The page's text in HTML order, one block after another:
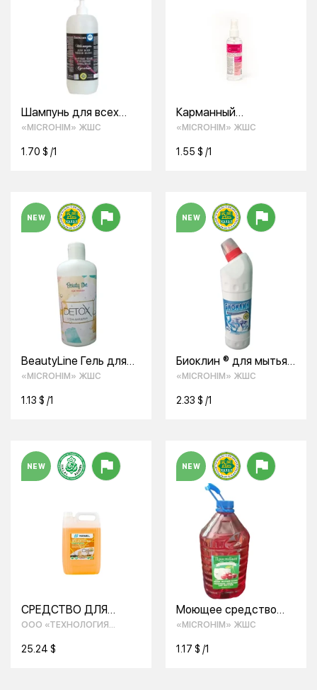
Шампунь для всех
типов волос Биоклин
«MICROHIM» ЖШС
Карманный
антисептик Изосепт
«MICROHIM» ЖШС
NEW
BeautyLine Гель для
душа DETOX for
«MICROHIM» ЖШС
NEW
Биоклин ® для мытья
и чистки унитазов
«MICROHIM» ЖШС
NEW
СРЕДСТВО ДЛЯ
МЫТЬЯ ПОСУДЫ С
ЦИТРУС
ООО «ТЕХНОЛОГИЯ
NEW
Моющее средство
для посуды
ароматом вишни
«MICROHIM» ЖШС